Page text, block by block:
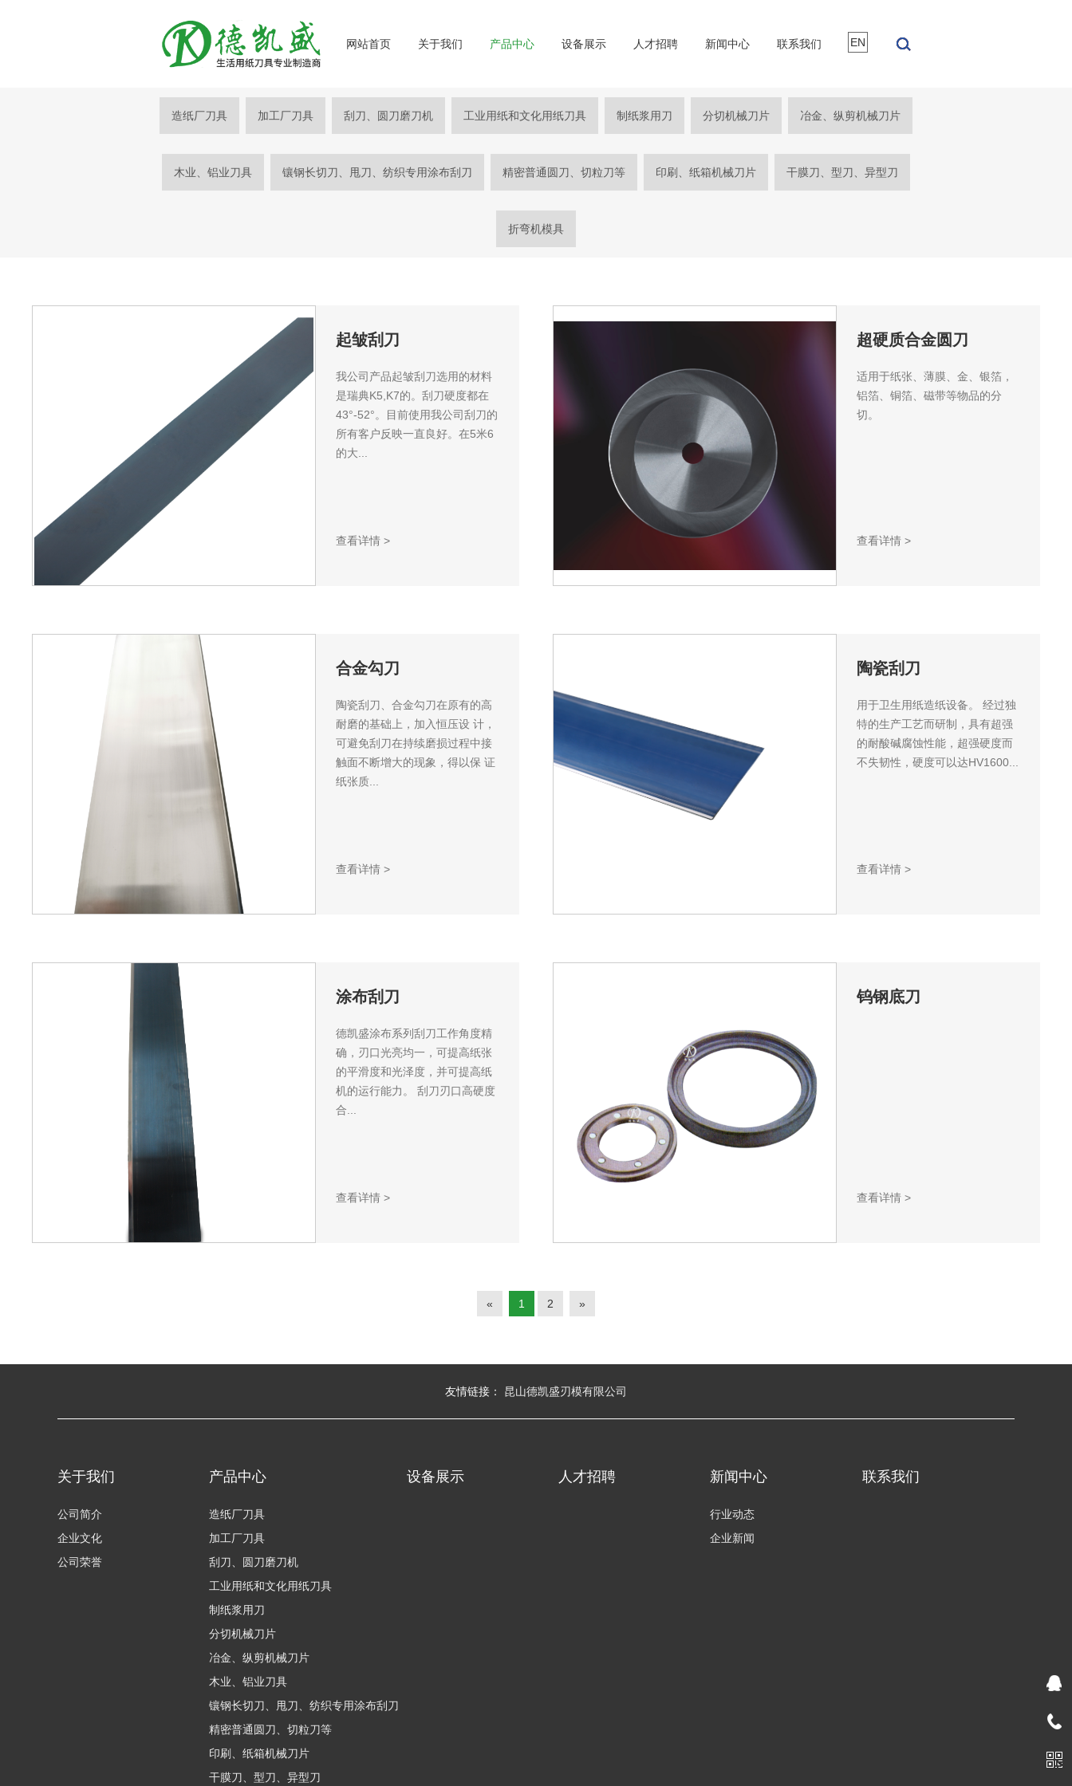
EN
网站首页 关于我们 产品中心 设备展示 人才招聘 新闻中心 联系我们
造纸厂刀具 加工厂刀具 刮刀、圆刀磨刀机 工业用纸和文化用纸刀具 制纸浆用刀 分切机械刀片 冶金、纵剪机械刀片
木业、铝业刀具 镶钢长切刀、甩刀、纺织专用涂布刮刀 精密普通圆刀、切粒刀等 印刷、纸箱机械刀片 干膜刀、型刀、异型刀
折弯机模具
起皱刮刀
我公司产品起皱刮刀选用的材料
是瑞典K5,K7的。刮刀硬度都在
43°-52°。目前使用我公司刮刀的
所有客户反映一直良好。在5米6
的大...
查看详情>
超硬质合金圆刀
适用于纸张、薄膜、金、银箔，
铝箔、铜箔、磁带等物品的分
切。
查看详情>
合金勾刀
陶瓷刮刀、合金勾刀在原有的高
耐磨的基础上，加入恒压设 计，
可避免刮刀在持续磨损过程中接
触面不断增大的现象，得以保 证
纸张质...
查看详情>
陶瓷刮刀
用于卫生用纸造纸设备。 经过独
特的生产工艺而研制，具有超强
的耐酸碱腐蚀性能，超强硬度而
不失韧性，硬度可以达HV1600...
查看详情>
涂布刮刀
德凯盛涂布系列刮刀工作角度精
确，刃口光亮均一，可提高纸张
的平滑度和光泽度，并可提高纸
机的运行能力。 刮刀刃口高硬度
合...
查看详情>
钨钢底刀
查看详情>
« 1 2 »
友情链接： 昆山德凯盛刃模有限公司
关于我们
公司简介
企业文化
公司荣誉
产品中心
造纸厂刀具
加工厂刀具
刮刀、圆刀磨刀机
工业用纸和文化用纸刀具
制纸浆用刀
分切机械刀片
冶金、纵剪机械刀片
木业、铝业刀具
镶钢长切刀、甩刀、纺织专用涂布刮刀
精密普通圆刀、切粒刀等
印刷、纸箱机械刀片
干膜刀、型刀、异型刀
设备展示 人才招聘 新闻中心
行业动态
企业新闻
联系我们